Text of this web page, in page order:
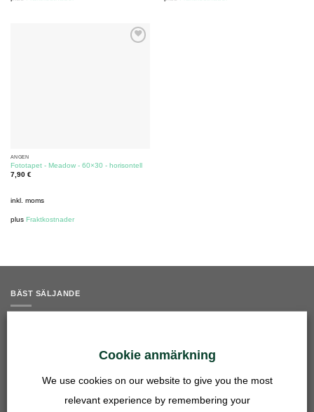
ÄNGEN
Fototapet - Meadow - 60×30 - horisontell
7,90 €
inkl. moms
plus Fraktkostnader
BÄST SÄLJANDE
4,90€
Cookie anmärkning
We use cookies on our website to give you the most
relevant experience by remembering your